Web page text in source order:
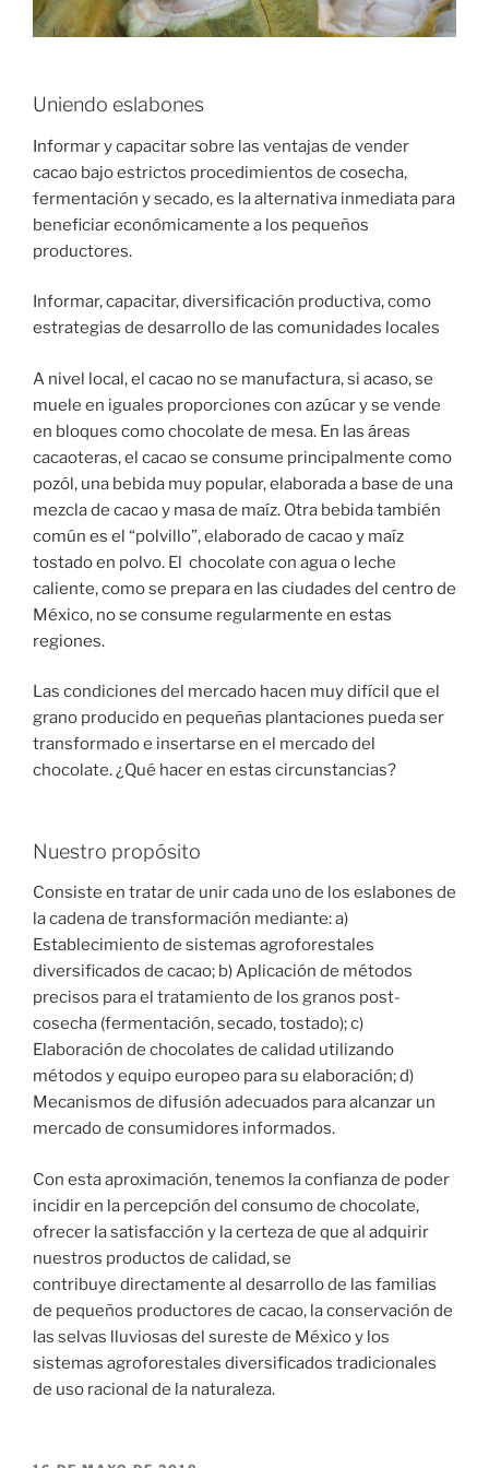
Uniendo eslabones
Informar y capacitar sobre las ventajas de vender
cacao bajo estrictos procedimientos de cosecha,
fermentación y secado, es la alternativa inmediata para
beneficiar económicamente a los pequeños
productores.
Informar, capacitar, diversificación productiva, como
estrategias de desarrollo de las comunidades locales
A nivel local, el cacao no se manufactura, si acaso, se
muele en iguales proporciones con azúcar y se vende
en bloques como chocolate de mesa. En las áreas
cacaoteras, el cacao se consume principalmente como
pozól, una bebida muy popular, elaborada a base de una
mezcla de cacao y masa de maíz. Otra bebida también
común es el “polvillo”, elaborado de cacao y maíz
tostado en polvo. El chocolate con agua o leche
caliente, como se prepara en las ciudades del centro de
México, no se consume regularmente en estas
regiones.
Las condiciones del mercado hacen muy difícil que el
grano producido en pequeñas plantaciones pueda ser
transformado e insertarse en el mercado del
chocolate. ¿Qué hacer en estas circunstancias?
Nuestro propósito
Consiste en tratar de unir cada uno de los eslabones de
la cadena de transformación mediante: a)
Establecimiento de sistemas agroforestales
diversificados de cacao; b) Aplicación de métodos
precisos para el tratamiento de los granos post-
cosecha (fermentación, secado, tostado); c)
Elaboración de chocolates de calidad utilizando
métodos y equipo europeo para su elaboración; d)
Mecanismos de difusión adecuados para alcanzar un
mercado de consumidores informados.
Con esta aproximación, tenemos la confianza de poder
incidir en la percepción del consumo de chocolate,
ofrecer la satisfacción y la certeza de que al adquirir
nuestros productos de calidad, se
contribuye directamente al desarrollo de las familias
de pequeños productores de cacao, la conservación de
las selvas lluviosas del sureste de México y los
sistemas agroforestales diversificados tradicionales
de uso racional de la naturaleza.